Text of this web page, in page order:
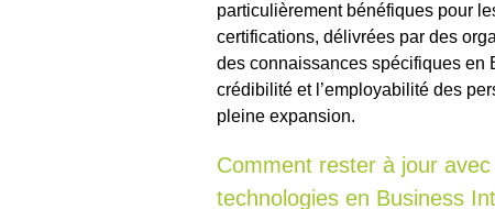
particulièrement bénéfiques pour
certifications, délivrées par des
des connaissances spécifiques en
crédibilité et l’employabilité des
pleine expansion.
Comment rester à jour
technologies en Business